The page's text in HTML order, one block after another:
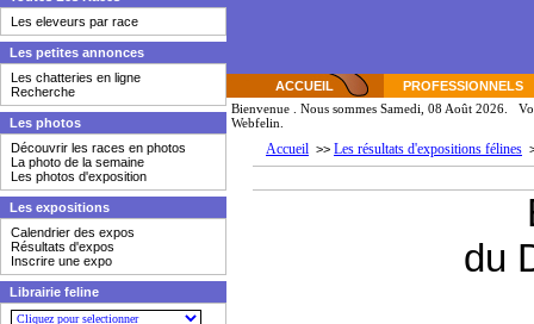
Les eleveurs par race
Les petites annonces
Les chatteries en ligne
Recherche
Les photos
Découvrir les races en photos
La photo de la semaine
Les photos d'exposition
Les expositions
Calendrier des expos
Résultats d'expos
Inscrire une expo
Librairie feline
ACCUEIL
PROFESSIONNELS
Bienvenue
. Nous sommes Samedi, 08 Août 2026.
Webfelin.
Accueil >> Les résultats d'expositions félines
du